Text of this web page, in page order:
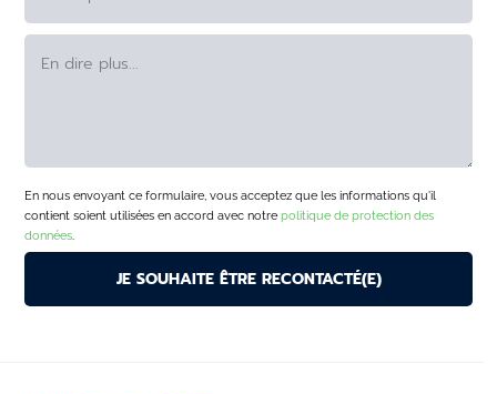
En nous envoyant ce formulaire, vous acceptez que les informations qu'il
contient soient utilisées en accord avec notrepolitique de protection des
données.